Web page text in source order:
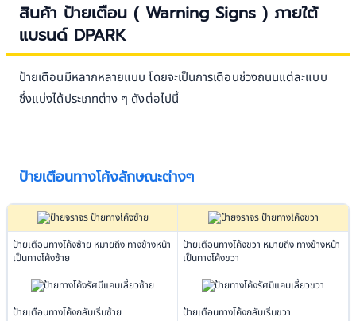
สินค้า ป้ายเตือน ( Warning Signs ) ภายใต้
แบรนด์ DPARK
ป้ายเตือนมีหลากหลายแบบ โดยจะเป็นการเตือนช่วงถนนแต่ละแบบ
ซึ่งแบ่งได้ประเภทต่าง ๆ ดังต่อไปนี้
ป้ายเตือนทางโค้งลักษณะต่างๆ
ป้ายเตือนทางโค้งซ้าย หมายถึง ทางข้างหน้า
เป็นทางโค้งซ้าย
ป้ายเตือนทางโค้งขวา หมายถึง ทางข้างหน้า
เป็นทางโค้งขวา
ป้ายเตือนทางโค้งกลับเริ่มซ้าย ป้ายเตือนทางโค้งกลับเริ่มขวา